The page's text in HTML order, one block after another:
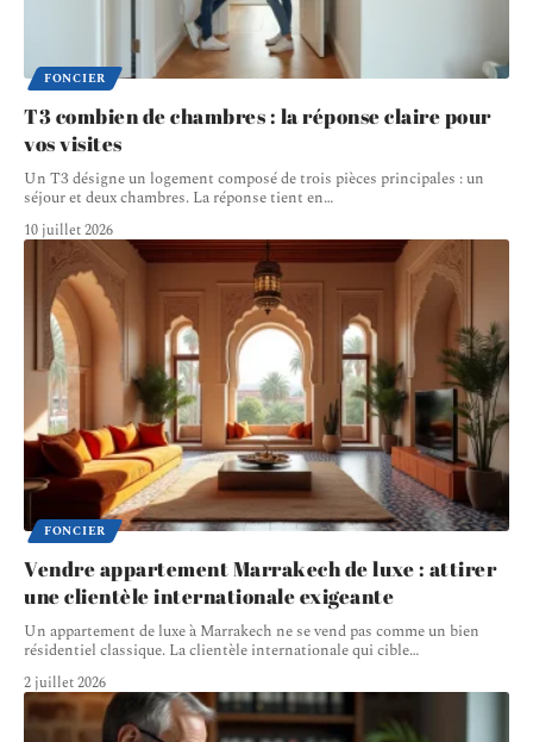
FONCIER
T3 combien de chambres : la réponse claire pour
vos visites
Un T3 désigne un logement composé de trois pièces principales : un
séjour et deux chambres. La réponse tient en…
10 juillet 2026
FONCIER
Vendre appartement Marrakech de luxe : attirer
une clientèle internationale exigeante
Un appartement de luxe à Marrakech ne se vend pas comme un bien
résidentiel classique. La clientèle internationale qui cible…
2 juillet 2026